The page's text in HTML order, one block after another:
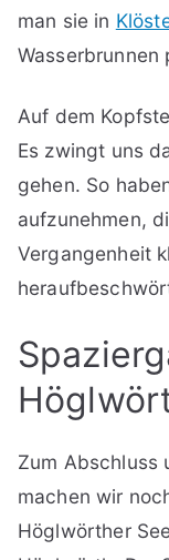
man sie in
Auf dem
Es zwingt uns
gehen. So
aufzunehmen,
Vergangenheit
Zum Abschluss
machen wir
Höglwörther